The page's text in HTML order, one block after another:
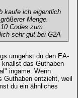
kaufe ich eigentlich
Menge.
Codes zum
sehr gut bei G2A
umgehst du den EA-
das Guthaben
ingame. Wenn
entzieht, weil
du ein ähnliches